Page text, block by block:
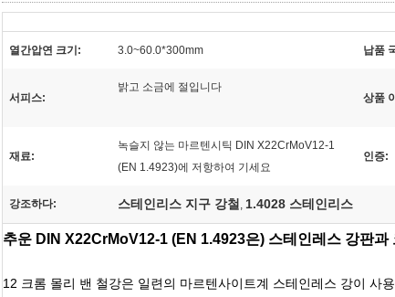
열간압연 크기: 3.0~60.0*300mm 납품
서피스:
밝고 소금에 절입니다
상품
재료:
녹슬지 않는 마르텐시틱 DIN X22CrMoV12-1
(EN 1.4923)에 저항하여 기세요
인증:
강조하다: 스테인리스 지구 강철 , 1.4028 스테인리스
추운 DIN X22CrMoV12-1 (EN 1.4923은) 스테인레스 강판과
12 크롬 몰리 밴 철강은 일련의 마르텐사이트계 스테인레스 강이 사